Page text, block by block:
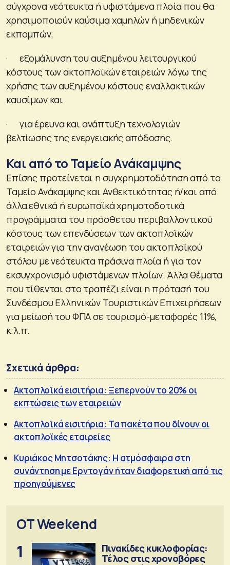
σύγχρονα νεότευκτα ή υφιστάμενα πλοία που θα
χρησιμοποιούν καύσιμα χαμηλών ή μηδενικών
εκπομπών,
· εξομάλυνση του αυξημένου λειτουργικού
κόστους των ακτοπλοϊκών εταιρειών λόγω της
χρήσης των αυξημένου κόστους εναλλακτικών
καυσίμων και
· για έρευνα και ανάπτυξη τεχνολογιών
βελτίωσης της ενεργειακής απόδοσης.
Και από το Ταμείο Ανάκαμψης
Επίσης προτείνεται η συγχρηματοδότηση από το
Ταμείο Ανάκαμψης και Ανθεκτικότητας ή/και από
άλλα εθνικά ή ευρωπαϊκά χρηματοδοτικά
προγράμματα του πρόσθετου περιβαλλοντικού
κόστους των επενδύσεων των ακτοπλοϊκών
εταιρειών για την ανανέωση του ακτοπλοϊκού
στόλου με νεότευκτα πράσινα πλοία ή για τον
εκσυγχρονισμό υφιστάμενων πλοίων. Άλλα θέματα
που τίθενται στο τραπέζι είναι η πρότασή του
Συνδέσμου Ελληνικών Τουριστικών Επιχειρήσεων
για μείωσή του ΦΠΑ σε τουρισμό-μεταφορές 11%,
κ.λ.π.
Σχετικά άρθρα:
Ακτοπλοϊκά εισιτήρια: Ξεπερνούν το 20% οι
εκπτώσεις των εταιρειών
Ακτοπλοϊκά εισιτήρια: Τα πακέτα που δίνουν οι
ακτοπλοϊκές εταιρείες
Κυριάκος Μητσοτάκης: Η ατμόσφαιρα στη
συνάντηση με Ερντογάν ήταν διαφορετική από τις
προηγούμενες
OT Weekend
1
Πινακίδες κυκλοφορίας:
Τέλος στις χρονοβόρες